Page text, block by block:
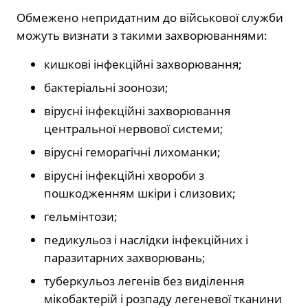
Обмежено непридатним до військової служби
можуть визнати з такими захворюваннями:
кишкові інфекційні захворювання;
бактеріальні зоонози;
вірусні інфекційні захворювання
центральної нервової системи;
вірусні геморагічні лихоманки;
вірусні інфекційні хвороби з
пошкодженням шкіри і слизових;
гельмінтози;
педикульоз і наслідки інфекційних і
паразитарних захворювань;
туберкульоз легенів без виділення
мікобактерій і розпаду легеневої тканини